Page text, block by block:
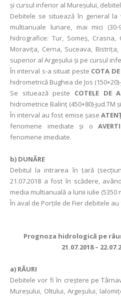
şi cursul inferior al Mureşului,
Debitele se situează în general la
multianuale lunare, mai mici
hidrografice: Tur, Someş, Crasna,
Moraviţa, Cerna, Suceava,
superior al Argeşului şi pe cursul
În interval s-a situat peste COTA
hidrometrică Bughea de Jos
Se situează peste COTELE DE
hidrometrice Balinţ (450+80)-jud.TM
În interval au fost emise şase
fenomene imediate şi o
fenomene imediate.
b) DUNĂRE
Debitul la intrarea în ţară
21.07.2018 a fost în scădere,
media multianuală a lunii iulie (5350
În aval de Porţile de Fier debitele
Prognoza hidrologică pe
21.07.2018 –
a) RÂURI
Debitele vor fi în creștere pe
Mureşului, Oltului, Argeşului,